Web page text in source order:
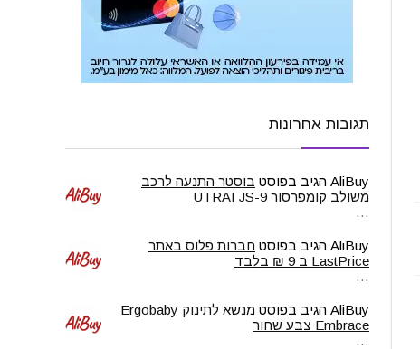
תגובות אחרונות
AliBuy הגיב בפוסט בוסטר התנעה לרכב
משולב קומפרסור UTRAI JS-9
…
AliBuy הגיב בפוסט חברות פלוס באתר
LastPrice ב 9 ₪ בלבד
…
AliBuy הגיב בפוסט
מנשא לתינוק Ergobaby
Embrace צבע שחור
…